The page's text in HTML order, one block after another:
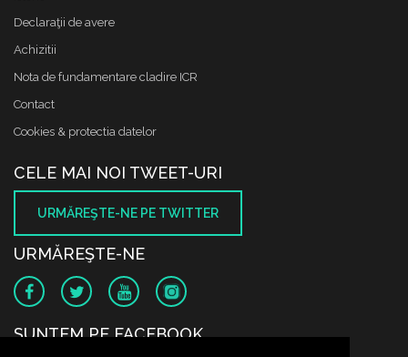
Declaraţii de avere
Achizitii
Nota de fundamentare cladire ICR
Contact
Cookies & protectia datelor
CELE MAI NOI TWEET-URI
URMĂREŞTE-NE PE TWITTER
URMĂREŞTE-NE
SUNTEM PE FACEBOOK